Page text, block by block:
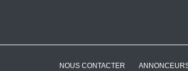
NOUS CONTACTER